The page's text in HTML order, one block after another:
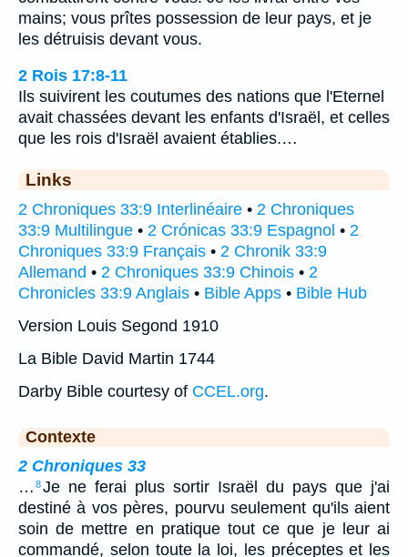
mains; vous prîtes possession de leur pays, et je
les détruisis devant vous.
2 Rois 17:8-11
Ils suivirent les coutumes des nations que l'Eternel
avait chassées devant les enfants d'Israël, et celles
que les rois d'Israël avaient établies.…
Links
2 Chroniques 33:9 Interlinéaire • 2 Chroniques
33:9 Multilingue • 2 Crónicas 33:9 Espagnol • 2
Chroniques 33:9 Français • 2 Chronik 33:9
Allemand • 2 Chroniques 33:9 Chinois • 2
Chronicles 33:9 Anglais • Bible Apps • Bible Hub
Version Louis Segond 1910
La Bible David Martin 1744
Darby Bible courtesy of CCEL.org.
Contexte
2 Chroniques 33
… 8Je ne ferai plus sortir Israël du pays que j'ai
destiné à vos pères, pourvu seulement qu'ils aient
soin de mettre en pratique tout ce que je leur ai
commandé, selon toute la loi, les préceptes et les